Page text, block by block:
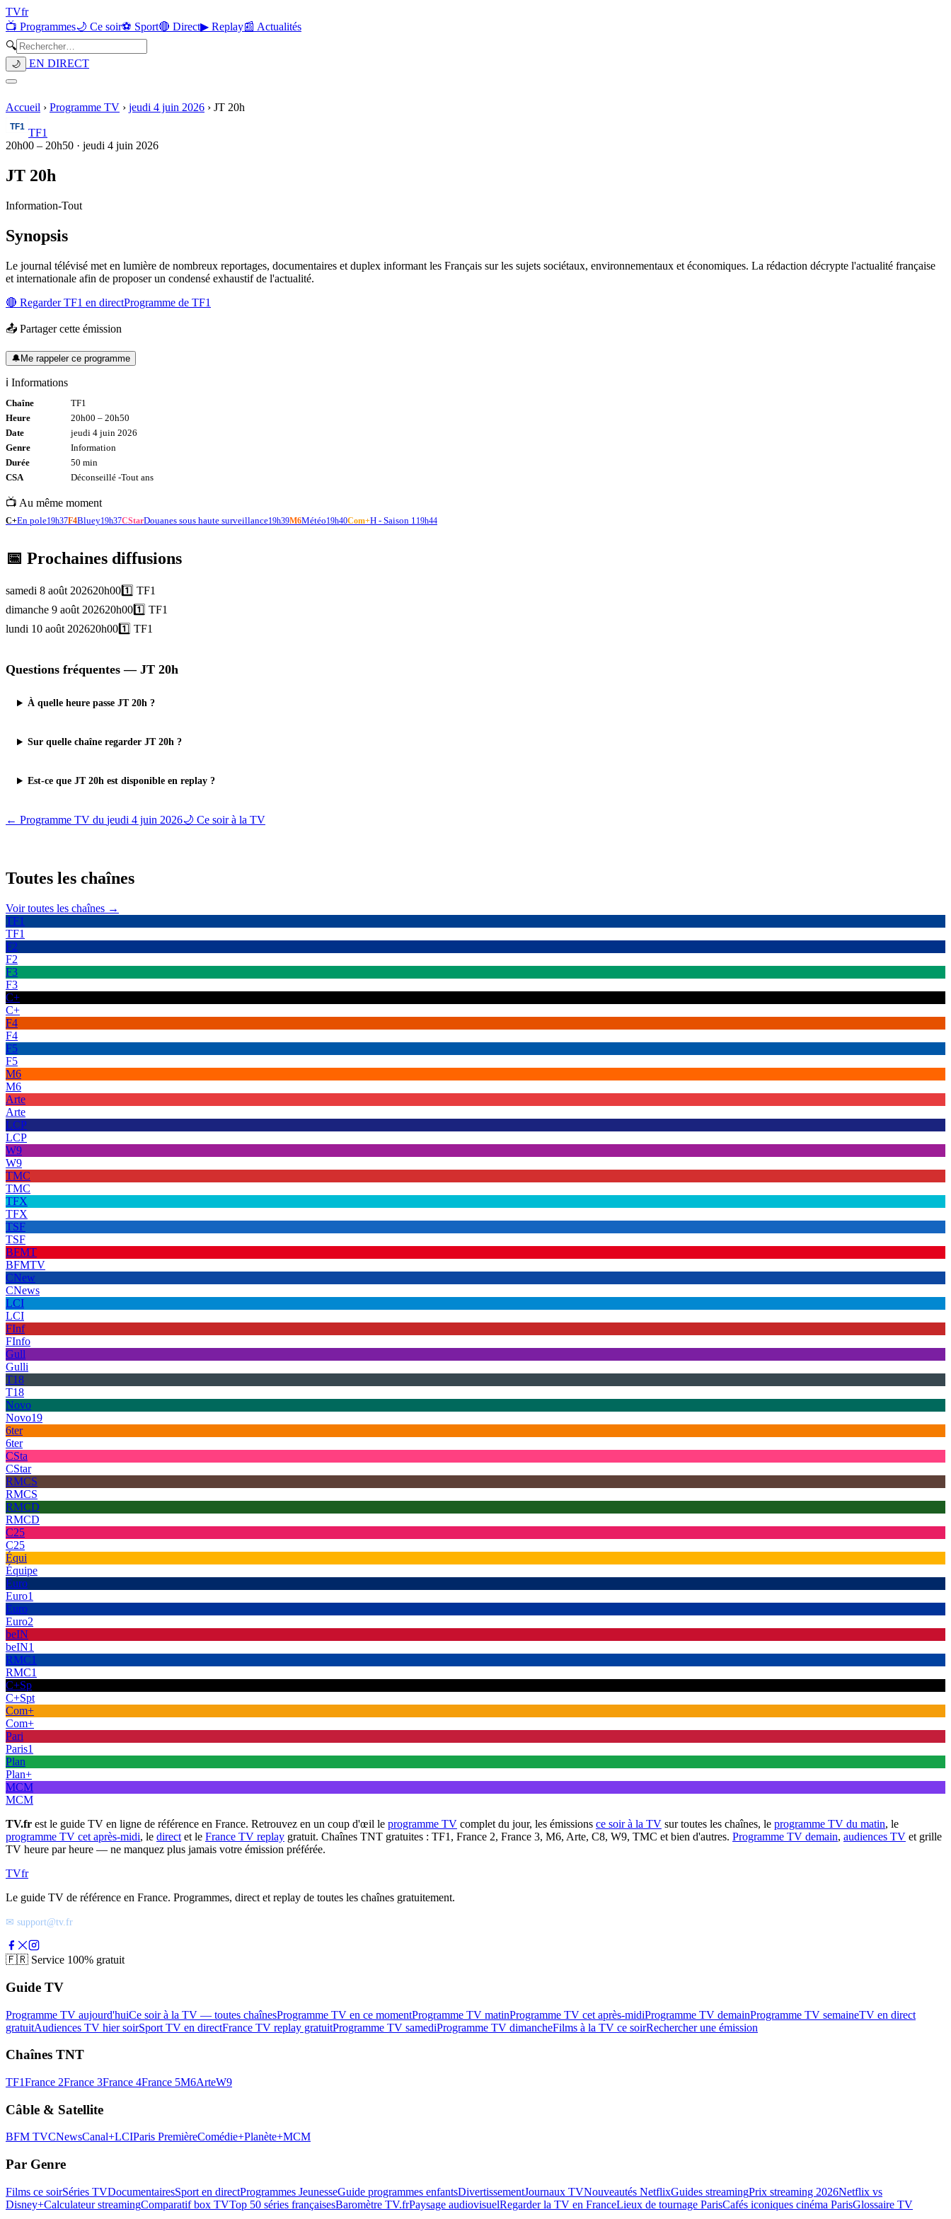
TVfr
📺 Programmes🌙 Ce soir⚽ Sport🔴 Direct▶ Replay📰 Actualités
🔍
🌙 EN DIRECT
Accueil › Programme TV › jeudi 4 juin 2026 › JT 20h
TF1
20h00 – 20h50 · jeudi 4 juin 2026
JT 20h
Information-Tout
Synopsis
Le journal télévisé met en lumière de nombreux reportages, documentaires et duplex informant les Français sur les sujets sociétaux, environnementaux et économiques. La rédaction décrypte l'actualité française
et internationale afin de proposer un condensé exhaustif de l'actualité.
🔴 RegarderTF1 en directProgramme de TF1
📤 Partager cette émission
🔔Me rappeler ce programme
ℹ️ Informations
Chaîne
TF1
Heure
20h00 – 20h50
Date
jeudi 4 juin 2026
Genre
Information
Durée
50 min
CSA
Déconseillé -Tout ans
📺 Au même moment
C+En pole19h37F4Bluey19h37CStarDouanes sous haute surveillance19h39M6Météo19h40Com+H - Saison 119h44
📅 Prochaines diffusions
samedi 8 août 202620h001️⃣ TF1
dimanche 9 août 202620h001️⃣ TF1
lundi 10 août 202620h001️⃣ TF1
Questions fréquentes — JT 20h
À quelle heure passe JT 20h ?
Sur quelle chaîne regarder JT 20h ?
Est-ce que JT 20h est disponible en replay ?
← Programme TV du jeudi 4 juin 2026🌙 Ce soir à la TV
Toutes les chaînes
Voir toutes les chaînes →
TF1
TF1
F2
F2
F3
F3
C+
C+
F4
F4
F5
F5
M6
M6
Arte
Arte
LCP
LCP
W9
W9
TMC
TMC
TFX
TFX
TSF
TSF
BFMT
BFMTV
CNew
CNews
LCI
LCI
FInf
FInfo
Gull
Gulli
T18
T18
Novo
Novo19
6ter
6ter
CSta
CStar
RMCS
RMCS
RMCD
RMCD
C25
C25
Équi
Équipe
Euro
Euro1
Euro
Euro2
beIN
beIN1
RMC1
RMC1
C+Sp
C+Spt
Com+
Com+
Pari
Paris1
Plan
Plan+
MCM
MCM
TV.fr est le guide TV en ligne de référence en France. Retrouvez en un coup d'œil le programme TV complet du jour, les émissions ce soir à la TV sur toutes les chaînes, le programme TV du matin, le
programme TV cet après-midi, le direct et le France TV replay gratuit. Chaînes TNT gratuites : TF1, France 2, France 3, M6, Arte, C8, W9, TMC et bien d'autres. Programme TV demain, audiences TV et grille
TV heure par heure — ne manquez plus jamais votre émission préférée.
TVfr
Le guide TV de référence en France. Programmes, direct et replay de toutes les chaînes gratuitement.
✉ support@tv.fr
🇫🇷 Service 100% gratuit
Guide TV
Programme TV aujourd'huiCe soir à la TV — toutes chaînesProgramme TV en ce momentProgramme TV matinProgramme TV cet après-midiProgramme TV demainProgramme TV semaineTV en direct
gratuitAudiences TV hier soirSport TV en directFrance TV replay gratuitProgramme TV samediProgramme TV dimancheFilms à la TV ce soirRechercher une émission
Chaînes TNT
TF1France 2France 3France 4France 5M6ArteW9
Câble & Satellite
BFM TVCNewsCanal+LCIParis PremièreComédie+Planète+MCM
Par Genre
Films ce soirSéries TVDocumentairesSport en directProgrammes JeunesseGuide programmes enfantsDivertissementJournaux TVNouveautés NetflixGuides streamingPrix streaming 2026Netflix vs
Disney+Calculateur streamingComparatif box TVTop 50 séries françaisesBaromètre TV.frPaysage audiovisuelRegarder la TV en FranceLieux de tournage ParisCafés iconiques cinéma ParisGlossaire TV